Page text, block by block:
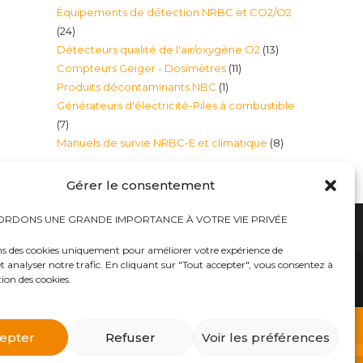
Gérer le consentement
UNE GRANDE IMPORTANCE À VOTRE VIE PRIVÉE
des cookies uniquement pour améliorer votre expérience de
analyser notre trafic. En cliquant sur "Tout accepter", vous consentez à
des cookies.
Refuser Voir les préférences
NRBC (masques à gaz, combinaison et
etc..») dans notre E-BOUTIQUE NRBC-E.
produits
Équipements de détection NRBC et CO2/O2
2424
produits
Détecteurs qualité de l'air/oxygène O2 1313
Compteurs Geiger - Dosimètres 1111
Produits décontaminants NBC 11
produit
Générateurs d'électricité-Piles à combustible
77
produits
Manuels de survie NRBC-E et climatique 88
Bureaux tables bunkers NRBC-E
médicales
électromagnétique
Masques à gaz
Équipements accessoires Militaires Police Sécurité
de protection NBC Personnelle
et Alpiniste
Traitement d’eau – Purificateurs eau et filtres
Générateurs d’électricité-Piles à combustible